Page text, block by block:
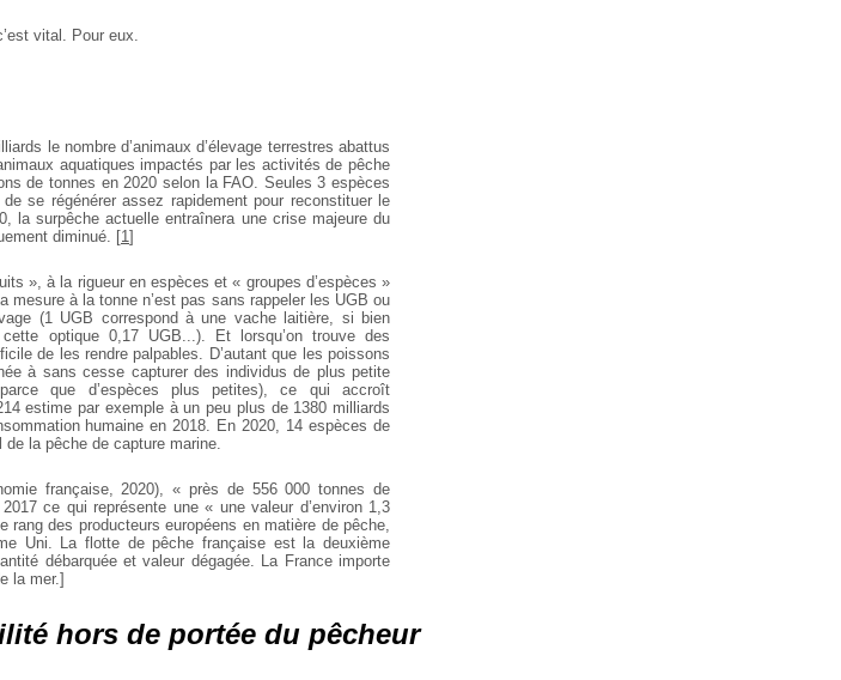
vital. Pour eux.
le nombre d’animaux d’élevage terrestres abattus
aquatiques impactés par les activités de pêche
de tonnes en 2020 selon la FAO. Seules 3 espèces
se régénérer assez rapidement pour reconstituer le
la surpêche actuelle entraînera une crise majeure du
diminué. [1]
», à la rigueur en espèces et « groupes d’espèces »
à la tonne n’est pas sans rappeler les UGB ou
(1 UGB correspond à une vache laitière, si bien
optique 0,17 UGB...). Et lorsqu’on trouve des
de les rendre palpables. D’autant que les poissons
à sans cesse capturer des individus de plus petite
que d’espèces plus petites), ce qui accroît
estime par exemple à un peu plus de 1380 milliards
humaine en 2018. En 2020, 14 espèces de
la pêche de capture marine.
française, 2020), « près de 556 000 tonnes de
ce qui représente une « une valeur d’environ 1,3
rang des producteurs européens en matière de pêche,
Uni. La flotte de pêche française est la deuxième
débarquée et valeur dégagée. La France importe
la mer.]
hors de portée du pêcheur